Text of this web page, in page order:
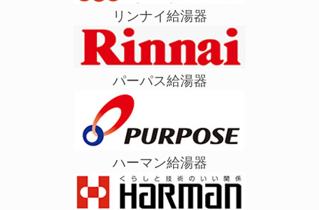
リンナイ給湯器
パーパス給湯器
ハーマン給湯器